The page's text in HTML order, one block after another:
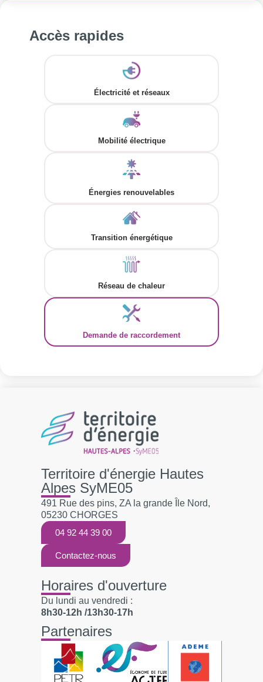
Accès rapides
Électricité et réseaux
Mobilité électrique
Énergies renouvelables
Transition énergétique
Réseau de chaleur
Demande de raccordement
Territoire d'énergie Hautes
Alpes SyME05
491 Rue des pins, ZA la grande Île Nord,
05230 CHORGES
04 92 44 39 00
Contactez-nous
Horaires d'ouverture
Du lundi au vendredi :
8h30-12h /13h30-17h
Partenaires